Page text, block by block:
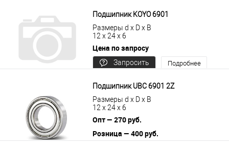
Подшипник KOYO 6901
Размеры d x D x B
12 x 24 x 6
Цена по запросу
Запросить
Подробнее
Подшипник UBC 6901 2Z
Размеры d x D x B
12 x 24 x 6
Опт — 270 руб.
Розница — 400 руб.